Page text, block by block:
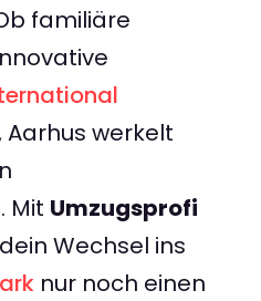
familiäre
werkelt
Mit Umzugsprofi
Wechsel ins
nur noch einen